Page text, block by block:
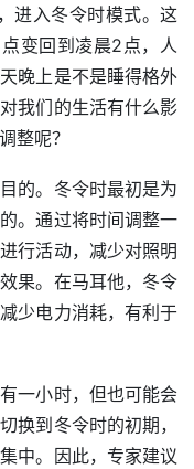
进入冬令时模式。这
变回到凌晨2点，人
晚上是不是睡得格外
我们的生活有什么影
整呢？
的。冬令时最初是为
。通过将时间调整一
行活动，减少对照明
果。在马耳他，冬令
少电力消耗，有利于
一小时，但也可能会
换到冬令时的初期，
中。因此，专家建议